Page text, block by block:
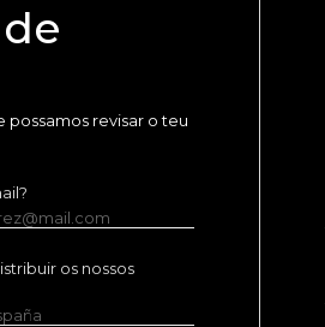
revisar o teu
os nossos